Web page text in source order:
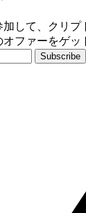
して、クリ
ファーをゲッ
Subscribe